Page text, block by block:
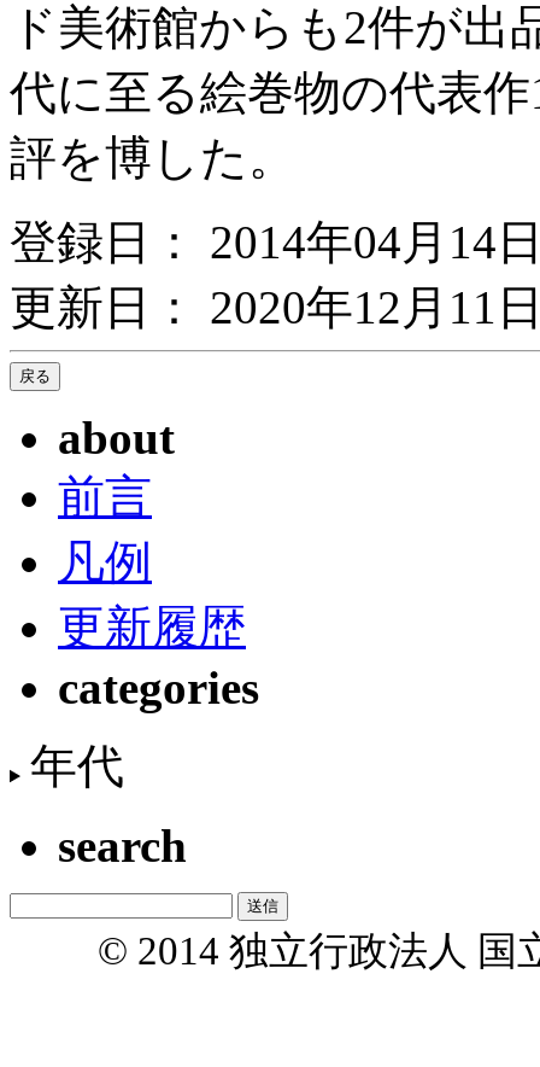
ド美術館からも2件が
代に至る絵巻物の代表
評を博した。
登録日： 2014年04月14
更新日： 2020年12月11
about
前言
凡例
更新履歴
categories
年代
search
© 2014 独立行政法人 国